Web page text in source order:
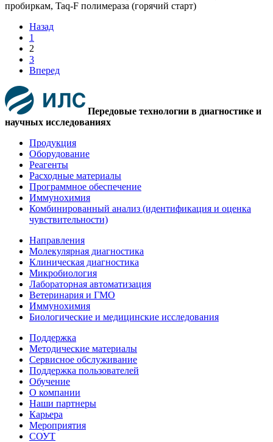
Назад
1
2
3
Вперед
Передовые технологии в диагностике и
научных исследованиях
Продукция
Оборудование
Реагенты
Расходные материалы
Программное обеспечение
Иммунохимия
Комбинированный анализ (идентификация и оценка
чувствительности)
Направления
Молекулярная диагностика
Клиническая диагностика
Микробиология
Лабораторная автоматизация
Ветеринария и ГМО
Иммунохимия
Биологические и медицинские исследования
Поддержка
Методические материалы
Сервисное обслуживание
Поддержка пользователей
Обучение
О компании
Наши партнеры
Карьера
Мероприятия
СОУТ